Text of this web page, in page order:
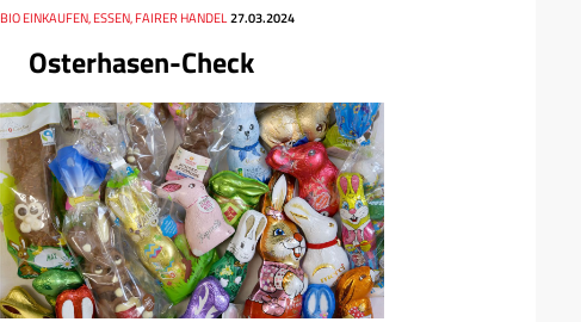
Osterhasen-Check
Thema
BIO EINKAUFEN, ESSEN, FAIRER HANDEL
Datum 27.03.2024